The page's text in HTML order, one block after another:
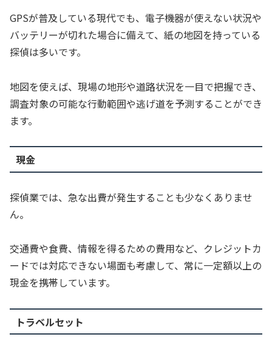
GPSが普及している現代でも、電子機器が使えない状況や
バッテリーが切れた場合に備えて、紙の地図を持っている
探偵は多いです。
地図を使えば、現場の地形や道路状況を一目で把握でき、
調査対象の可能な行動範囲や逃げ道を予測することができ
ます。
現金
探偵業では、急な出費が発生することも少なくありませ
ん。
交通費や食費、情報を得るための費用など、クレジットカ
ードでは対応できない場面も考慮して、常に一定額以上の
現金を携帯しています。
トラベルセット